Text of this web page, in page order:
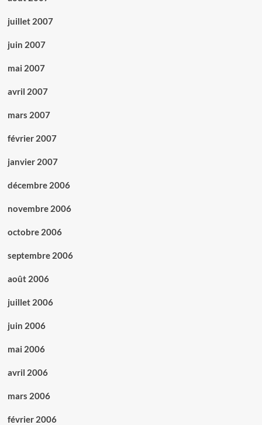
juillet 2007
juin 2007
mai 2007
avril 2007
mars 2007
février 2007
janvier 2007
décembre 2006
novembre 2006
octobre 2006
septembre 2006
août 2006
juillet 2006
juin 2006
mai 2006
avril 2006
mars 2006
février 2006